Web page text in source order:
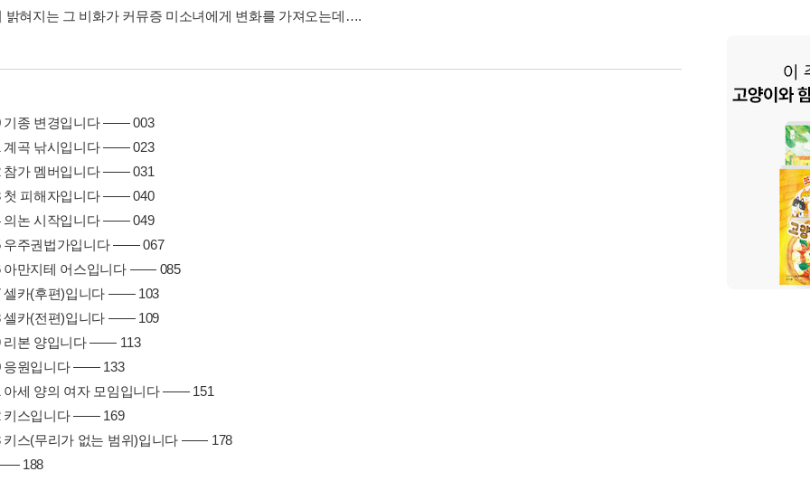
밝혀지는 그 비화가 커뮤증 미소녀에게 변화를 가져오는데….
기종 변경입니다 ―― 003
계곡 낚시입니다 ―― 023
참가 멤버입니다 ―― 031
첫 피해자입니다 ―― 040
의논 시작입니다 ―― 049
우주권법가입니다 ―― 067
아만지테 어스입니다 ―― 085
셀카(후편)입니다 ―― 103
셀카(전편)입니다 ―― 109
리본 양입니다 ―― 113
응원입니다 ―― 133
아세 양의 여자 모임입니다 ―― 151
키스입니다 ―― 169
키스(무리가 없는 범위)입니다 ―― 178
188